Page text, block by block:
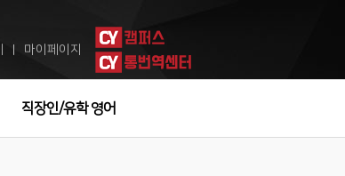
마이페이지
직장인/유학 영어